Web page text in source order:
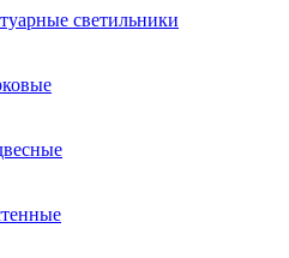
светильники